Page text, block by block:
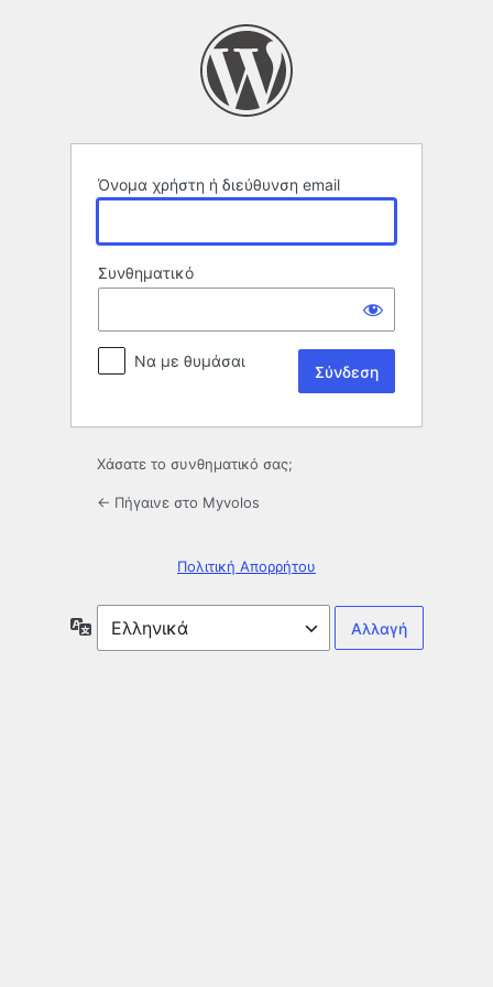
Όνομα χρήστη ή διεύθυνση email
Συνθηματικό
Να με θυμάσαι
Χάσατε το συνθηματικό σας;
← Πήγαινε στο Myvolos
Πολιτική Απορρήτου
Γλώσσα